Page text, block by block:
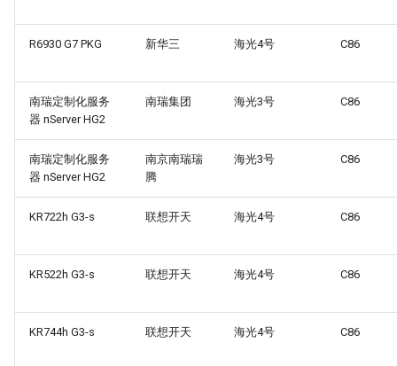
R6930 G7 PKG 新华三 海光4号 C86
南瑞定制化服务
器 nServer HG2
南瑞集团 海光3号 C86
南瑞定制化服务
器 nServer HG2
南京南瑞瑞
腾
海光3号 C86
KR722h G3-s 联想开天 海光4号 C86
KR522h G3-s 联想开天 海光4号 C86
KR744h G3-s 联想开天 海光4号 C86